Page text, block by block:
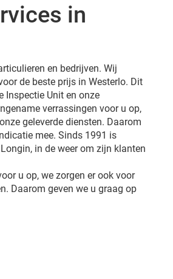
in
en bedrijven. Wij
de beste prijs in Westerlo. Dit
Inspectie Unit en onze
verrassingen voor u op,
geleverde diensten. Daarom
mee. Sinds 1991 is
in de weer om zijn klanten
u op, we zorgen er ook voor
Daarom geven we u graag op